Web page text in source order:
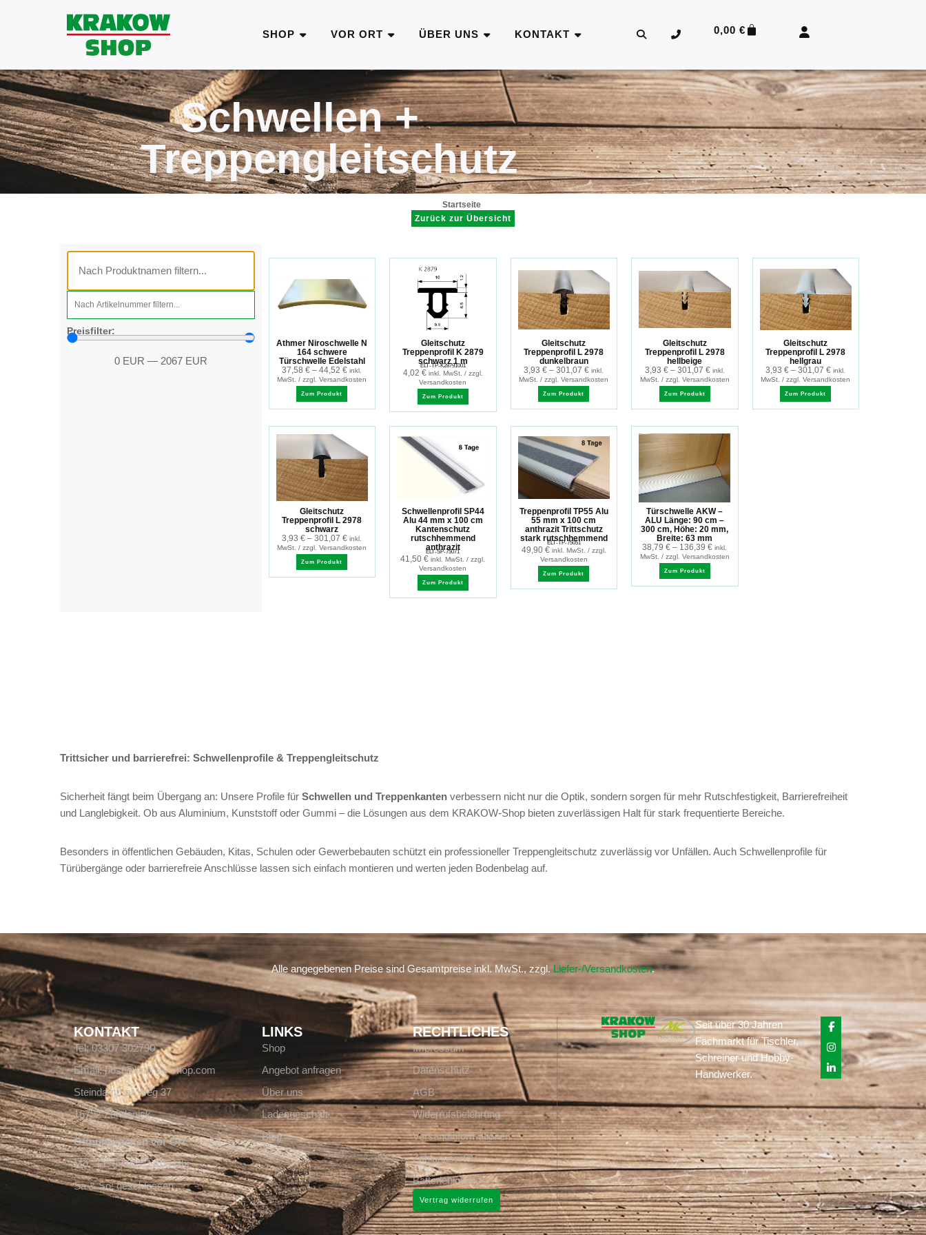
SHOP VOR ORT ÜBER UNS KONTAKT 0,00€
Schwellen +
Treppengleitschutz
Startseite
Zurück zur Übersicht
Preisfilter:
0 EUR — 2067 EUR
Athmer Niroschwelle N
164 schwere
Türschwelle Edelstahl
37,58€ –44,52€ inkl.
MwSt. / zzgl. Versandkosten
Zum Produkt
Gleitschutz
Treppenprofil K 2879
schwarz 1 m
ELT-TP-K28791001
4,02 € inkl. MwSt. / zzgl.
Versandkosten
Zum Produkt
Gleitschutz
Treppenprofil L 2978
dunkelbraun
3,93€ –301,07€ inkl.
MwSt. / zzgl. Versandkosten
Zum Produkt
Gleitschutz
Treppenprofil L 2978
hellbeige
3,93 €– 301,07 € inkl.
MwSt. / zzgl. Versandkosten
Zum Produkt
Gleitschutz
Treppenprofil L 2978
hellgrau
3,93€ –301,07€ inkl.
MwSt. / zzgl. Versandkosten
Zum Produkt
Gleitschutz
Treppenprofil L 2978
schwarz
3,93€ –301,07€ inkl.
MwSt. / zzgl. Versandkosten
Zum Produkt
Schwellenprofil SP44
Alu 44 mm x 100 cm
Kantenschutz
rutschhemmend
anthrazit
ELT-SP-75071
41,50€ inkl. MwSt. / zzgl.
Versandkosten
Zum Produkt
Treppenprofil TP55 Alu
55 mm x 100 cm
anthrazit Trittschutz
stark rutschhemmend
ELT-TP-75051
49,90 € inkl. MwSt. / zzgl.
Versandkosten
Zum Produkt
Türschwelle AKW –
ALU Länge: 90 cm –
300 cm, Höhe: 20 mm,
Breite: 63 mm
38,79€ – 136,39€ inkl.
MwSt. / zzgl. Versandkosten
Zum Produkt
Trittsicher und barrierefrei: Schwellenprofile & Treppengleitschutz
Sicherheit fängt beim Übergang an: Unsere Profile für Schwellen und Treppenkanten verbessern nicht nur die Optik, sondern sorgen für mehr Rutschfestigkeit, Barrierefreiheit
und Langlebigkeit. Ob aus Aluminium, Kunststoff oder Gummi – die Lösungen aus dem KRAKOW-Shop bieten zuverlässigen Halt für stark frequentierte Bereiche.
Besonders in öffentlichen Gebäuden, Kitas, Schulen oder Gewerbebauten schützt ein professioneller Treppengleitschutz zuverlässig vor Unfällen. Auch Schwellenprofile für
Türübergänge oder barrierefreie Anschlüsse lassen sich einfach montieren und werten jeden Bodenbelag auf.
Alle angegebenen Preise sind Gesamtpreise inkl. MwSt., zzgl. Liefer-/Versandkosten.
KONTAKT
Tel: 03307 302790
Email: post@krakow-shop.com
Steindammer Weg 37
16792 Zehdenick
Öffnungszeiten vor Ort:
Mo - Fr: 08:00 - 17:00 Uhr
Sa & So: geschlossen
LINKS
Shop
Angebot anfragen
Über uns
Ladengeschäft
Blog
RECHTLICHES
Impressum
Datenschutz
AGB
Widerrufsbelehrung
Versandinformationen
Zahlungsarten
Batteriehinweis
Vertrag widerrufen
Seit über 30 Jahren
Fachmarkt für Tischler,
Schreiner und Hobby-
Handwerker.